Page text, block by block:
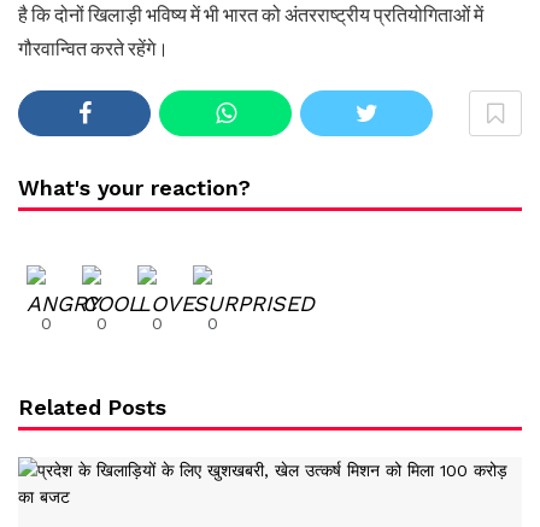
है कि दोनों खिलाड़ी भविष्य में भी भारत को अंतरराष्ट्रीय प्रतियोगिताओं में
गौरवान्वित करते रहेंगे।
What's your reaction?
0 0 0 0
Related Posts